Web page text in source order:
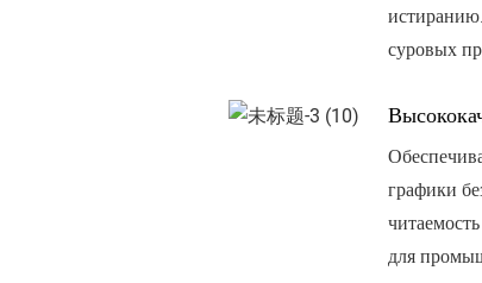
суровых
графики
для